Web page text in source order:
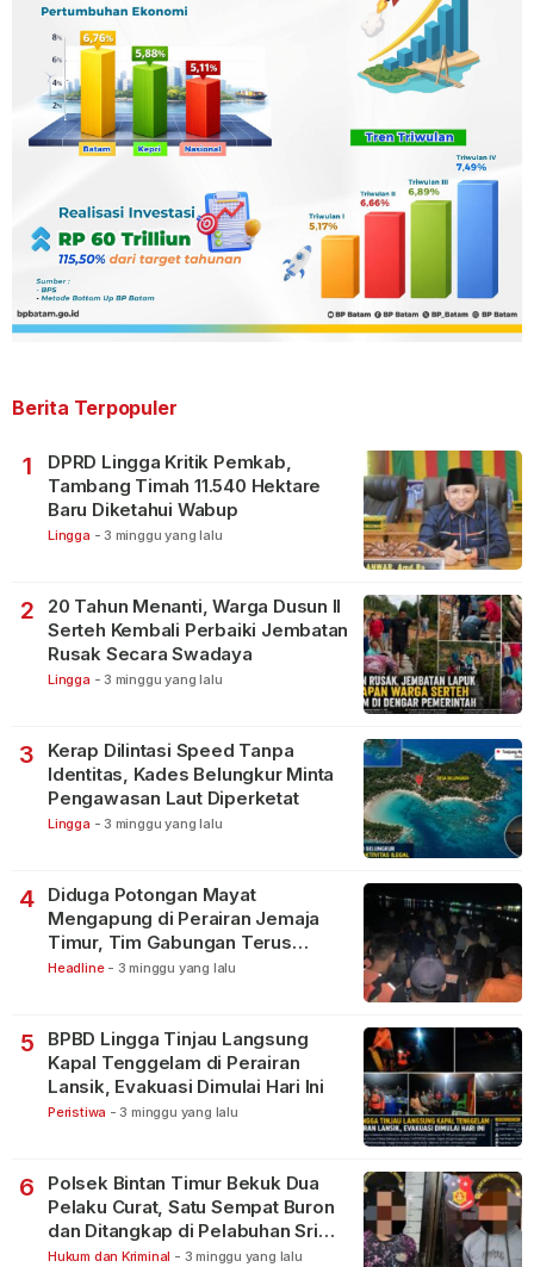
Berita Terpopuler
1
DPRD Lingga Kritik Pemkab,
Tambang Timah 11.540 Hektare
Baru Diketahui Wabup
Lingga - 3 minggu yang lalu
2
20 Tahun Menanti, Warga Dusun II
Serteh Kembali Perbaiki Jembatan
Rusak Secara Swadaya
Lingga - 3 minggu yang lalu
3
Kerap Dilintasi Speed Tanpa
Identitas, Kades Belungkur Minta
Pengawasan Laut Diperketat
Lingga - 3 minggu yang lalu
4
Diduga Potongan Mayat
Mengapung di Perairan Jemaja
Timur, Tim Gabungan Terus
Lakukan Pencarian
Headline - 3 minggu yang lalu
5
BPBD Lingga Tinjau Langsung
Kapal Tenggelam di Perairan
Lansik, Evakuasi Dimulai Hari Ini
Peristiwa - 3 minggu yang lalu
6
Polsek Bintan Timur Bekuk Dua
Pelaku Curat, Satu Sempat Buron
dan Ditangkap di Pelabuhan Sri
Bintan Pura
Hukum dan Kriminal - 3 minggu yang lalu